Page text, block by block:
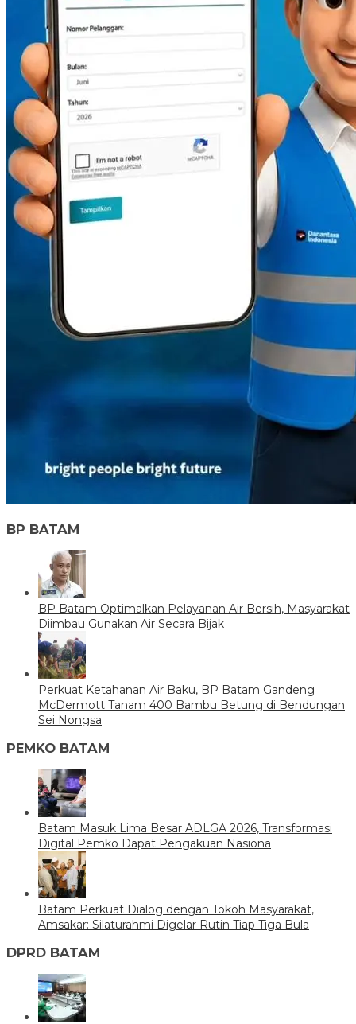
BP BATAM
BP Batam Optimalkan Pelayanan Air Bersih, Masyarakat
Diimbau Gunakan Air Secara Bijak
Perkuat Ketahanan Air Baku, BP Batam Gandeng
McDermott Tanam 400 Bambu Betung di Bendungan
Sei Nongsa
PEMKO BATAM
Batam Masuk Lima Besar ADLGA 2026, Transformasi
Digital Pemko Dapat Pengakuan Nasiona
Batam Perkuat Dialog dengan Tokoh Masyarakat,
Amsakar: Silaturahmi Digelar Rutin Tiap Tiga Bula
DPRD BATAM